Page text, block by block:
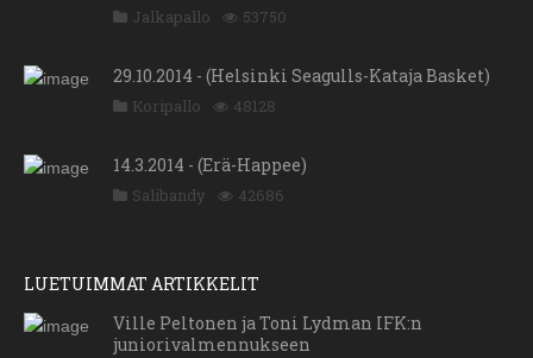
Jalkapallo 53750
29.10.2014 - (Helsinki Seagulls-Kataja Basket)
Koripallo 48128
14.3.2014 - (Erä-Happee)
Salibandy 42686
LUETUIMMAT ARTIKKELIT
Ville Peltonen ja Toni Lydman IFK:n
juniorivalmennukseen